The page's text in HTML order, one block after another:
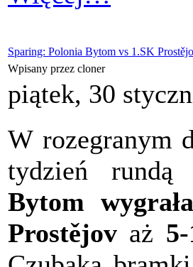
Sparing: Polonia Bytom vs 1.SK
Wpisany przez cloner
piątek, 30
W rozegranym
tydzień rundą
Bytom wygrała
Prostějov aż